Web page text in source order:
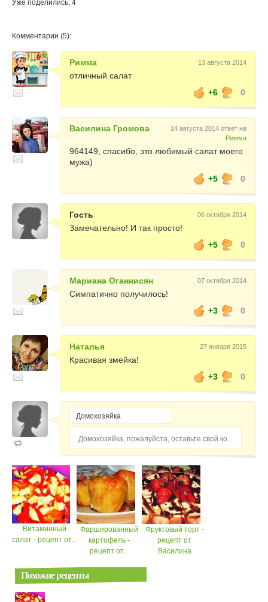
Уже поделились: 4
Комментарии (5):
Римма 13 августа 2014
отличный салат
+6
0
Василина Громова
14 августа 2014 ответ на
Римма
964149, спасибо, это любимый салат моего
мужа)
+5
0
Гость 06 октября 2014
Замечательно! И так просто!
+5
0
Мариана Оганнисян 07 октября 2014
Симпатично получилось!
+3
0
Наталья 27 января 2015
Красивая змейка!
+3
0
Домохозяйка, пожалуйста, оставьте свой комментарий...
Витаминный
салат - рецепт от...
Фаршированный
картофель -
рецепт от...
Фруктовый торт -
рецепт от
Василина
Похожие рецепты